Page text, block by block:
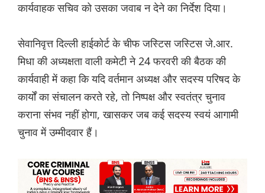
कार्यवाहक सचिव को उसका जवाब न देने का निर्देश दिया।
सेवानिवृत्त दिल्ली हाईकोर्ट के चीफ जस्टिस जस्टिस जे.आर.
मिधा की अध्यक्षता वाली कमेटी ने 24 फरवरी की बैठक की
कार्यवाही में कहा कि यदि वर्तमान अध्यक्ष और सदस्य परिषद के
कार्यों का संचालन करते रहे, तो निष्पक्ष और स्वतंत्र चुनाव
कराना संभव नहीं होगा, खासकर जब कई सदस्य स्वयं आगामी
चुनाव में उम्मीदवार हैं।